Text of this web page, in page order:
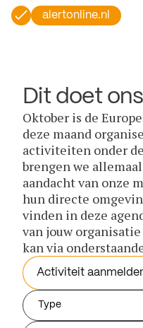
alertonline.nl
Dit doet
Oktober is de
deze maand
activiteiten onder
brengen we
aandacht van onze
hun directe
vinden in deze
van jouw
kan via
Activiteit
Type